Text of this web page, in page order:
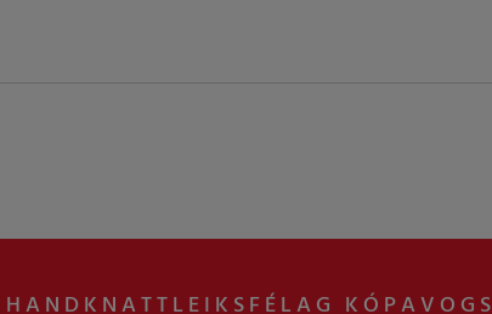
HANDKNATTLEIKSFÉLAG KÓPAVOGS